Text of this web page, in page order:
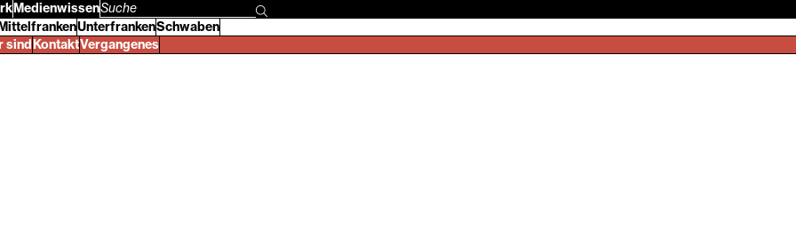
Medienwissen
Suchbegriff
eingeben
UnterfrankenSchwaben
sindKontaktVergangenes